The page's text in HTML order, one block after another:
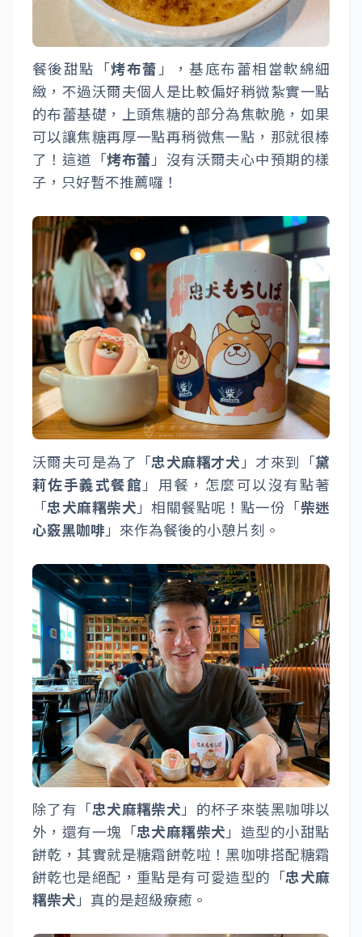
餐後甜點「烤布蕾」，基底布蕾相當軟綿細
緻，不過沃爾夫個人是比較偏好稍微紮實一點
的布蕾基礎，上頭焦糖的部分為焦軟脆，如果
可以讓焦糖再厚一點再稍微焦一點，那就很棒
了！這道「烤布蕾」沒有沃爾夫心中預期的樣
子，只好暫不推薦囉！
沃爾夫可是為了「忠犬麻糬才犬 」才來到「黛
莉佐手義式餐館 」用餐，怎麼可以沒有點著
「忠犬麻糬柴犬 」相關餐點呢！點一份「柴迷
心竅黑咖啡 」來作為餐後的小憩片刻。
除了有「忠犬麻糬柴犬」的杯子來裝黑咖啡以
外，還有一塊「忠犬麻糬柴犬」造型的小甜點
餅乾，其實就是糖霜餅乾啦！黑咖啡搭配糖霜
餅乾也是絕配，重點是有可愛造型的「忠犬麻
糬柴犬」真的是超級療癒。